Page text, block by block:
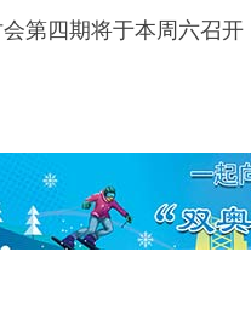
第四期将于本周六召开